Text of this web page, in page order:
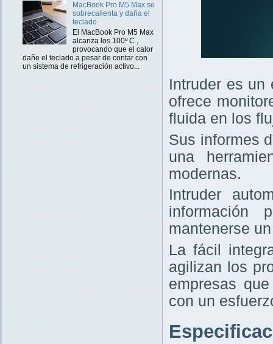
MacBook Pro M5 Max se
sobrecalienta y daña el
teclado
El MacBook Pro M5 Max
alcanza los 100º C ,
provocando que el calor
dañe el teclado a pesar de contar con
un sistema de refrigeración activo...
Intruder es un
ofrece
fluida en los
Sus informes
una
modernas.
Intruder
información
mantenerse
La fácil
agilizan los
empresas
con un